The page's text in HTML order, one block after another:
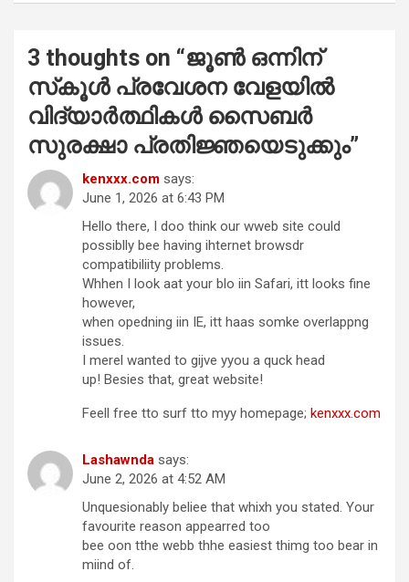
3 thoughts on “ജൂൺ ഒന്നിന്
സ്‌കൂൾ പ്രവേശന വേളയിൽ
വിദ്യാർത്ഥികൾ സൈബർ
സുരക്ഷാ പ്രതിജ്ഞയെടുക്കും”
kenxxx.com says:
June 1, 2026 at 6:43 PM
Hello there, I doo think our wweb site could
possiblly bee having ihternet browsdr
compatibiliity problems.
Whhen I look aat your blo iin Safari, itt looks fine
however,
when opedning iin IE, itt haas somke overlappng
issues.
I merel wanted to gijve yyou a quck head
up! Besies that, great website!
Feell free tto surf tto myy homepage; kenxxx.com
Lashawnda says:
June 2, 2026 at 4:52 AM
Unquesionably beliee that whixh you stated. Your
favourite reason appearred too
bee oon tthe webb thhe easiest thimg too bear in
miind of.